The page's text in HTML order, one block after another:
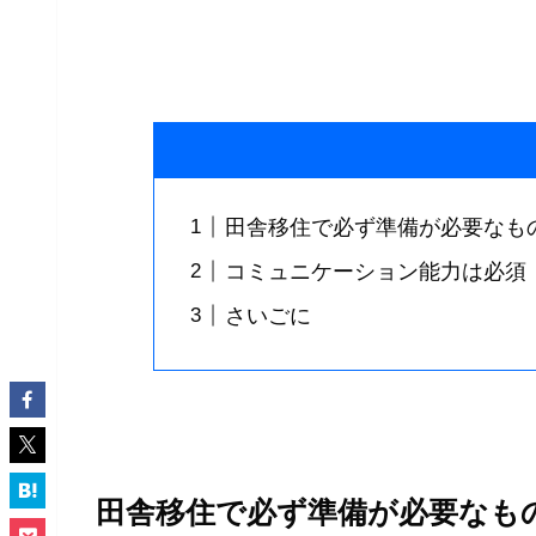
田舎移住で必ず準備が必要なも
コミュニケーション能力は必須
さいごに
田舎移住で必ず準備が必要なも